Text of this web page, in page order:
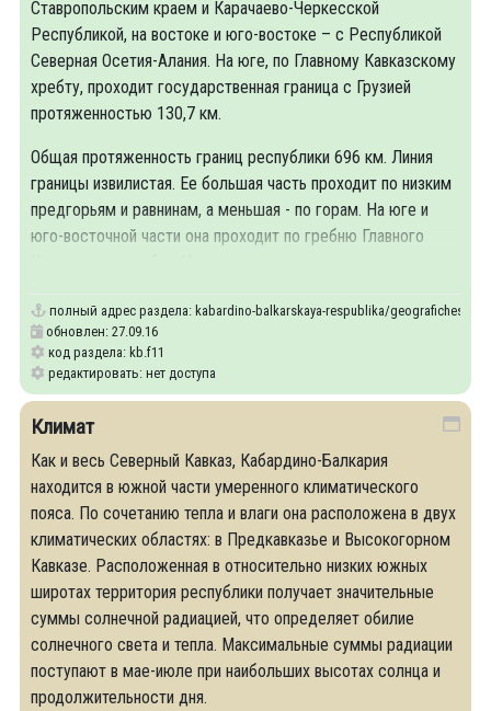
Ставропольским краем и Карачаево-Черкесской
Республикой, на востоке и юго-востоке – с Республикой
Северная Осетия-Алания. На юге, по Главному Кавказскому
хребту, проходит государственная граница с Грузией
протяженностью 130,7 км.
Общая протяженность границ республики 696 км. Линия
границы извилистая. Ее большая часть проходит по низким
предгорьям и равнинам, а меньшая - по горам. На юге и
юго-восточной части она проходит по гребню Главного
полный адрес раздела: kabardino-balkarskaya-respublika/
обновлен: 27.09.16
код раздела: kb.f11
редактировать: нет доступа
Климат
Как и весь Северный Кавказ, Кабардино-Балкария
находится в южной части умеренного климатического
пояса. По сочетанию тепла и влаги она расположена в двух
климатических областях: в Предкавказье и Высокогорном
Кавказе. Расположенная в относительно низких южных
широтах территория республики получает значительные
суммы солнечной радиацией, что определяет обилие
солнечного света и тепла. Максимальные суммы радиации
поступают в мае-июле при наибольших высотах солнца и
продолжительности дня.